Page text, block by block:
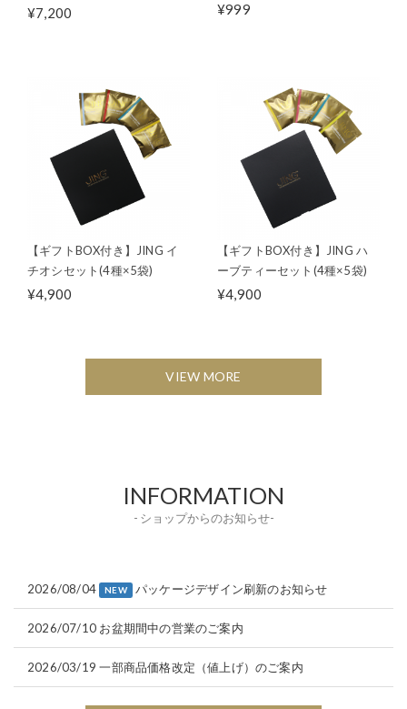
¥7,200 ¥999
【ギフトBOX付き】JING イ
チオシセット(4種×5袋)
¥4,900
【ギフトBOX付き】JING ハ
ーブティーセット(4種×5袋)
¥4,900
VIEW MORE
INFORMATION
- ショップからのお知らせ-
2026/08/04 NEW パッケージデザイン刷新のお知らせ
2026/07/10 お盆期間中の営業のご案内
2026/03/19 一部商品価格改定（値上げ）のご案内